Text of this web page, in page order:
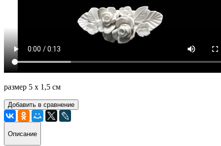
размер 5 х 1,5 см
Добавить в сравнение
Описание